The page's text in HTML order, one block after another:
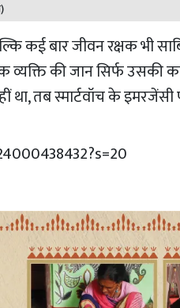
कई बार जीवन रक्षक भी
की जान सिर्फ उसकी
तब स्मार्टवॉच के इमरजेंसी